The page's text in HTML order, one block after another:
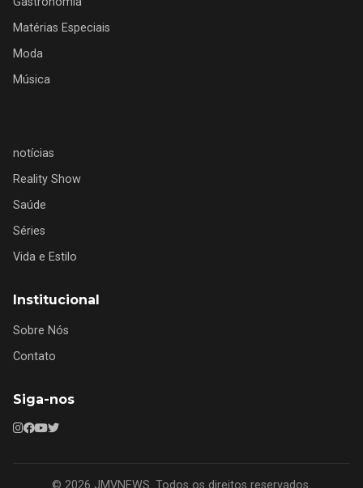
Matérias Especiais
Moda
Música
notícias
Reality Show
Saúde
Séries
Vida e Estilo
Institucional
Sobre Nós
Contato
Siga-nos
© 2026 JMVNEWS. Todos os direitos reservados.